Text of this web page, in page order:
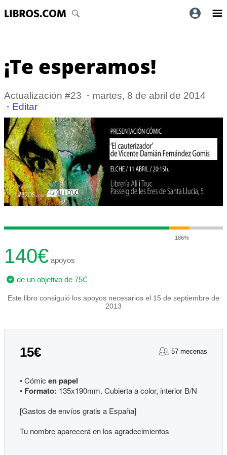
¡Te esperamos!
Actualización #23 · martes, 8 de abril de 2014
· Editar
186%
140€ apoyos
de un objetivo de 75€
Este libro consiguió los apoyos necesarios el 15 de septiembre de
2013
15€ 57 mecenas
• Cómic en papel
• Formato: 135x190mm. Cubierta a color, interior B/N
[Gastos de envíos gratis a España]
Tu nombre aparecerá en los agradecimientos